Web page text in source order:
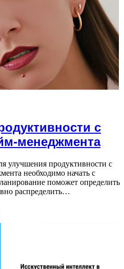
с
менеджмента
улучшения продуктивности с
необходимо начать с
поможет определить
распределить…